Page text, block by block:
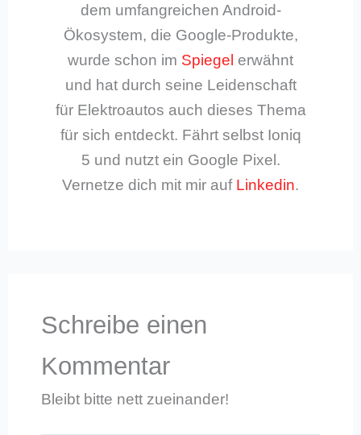
dem umfangreichen Android-
Ökosystem, die Google-Produkte,
wurde schon im Spiegel erwähnt
und hat durch seine Leidenschaft
für Elektroautos auch dieses Thema
für sich entdeckt. Fährt selbst Ioniq
5 und nutzt ein Google Pixel.
Vernetze dich mit mir auf Linkedin.
Schreibe einen
Kommentar
Bleibt bitte nett zueinander!